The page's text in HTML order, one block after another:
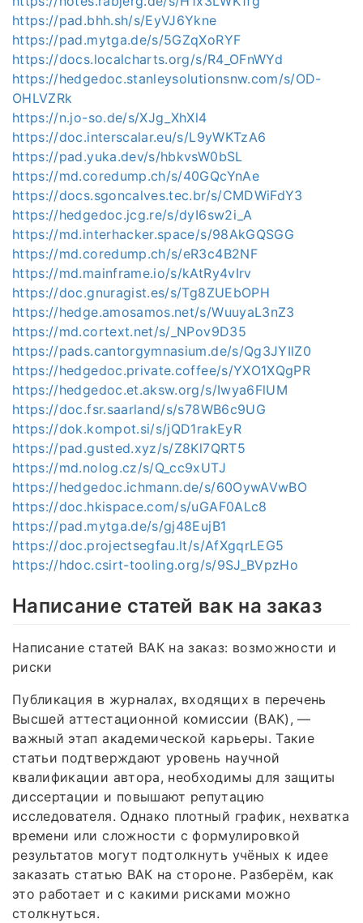
https://pad.bhh.sh/s/EyVJ6Ykne
https://pad.mytga.de/s/5GZqXoRYF
https://docs.localcharts.org/s/R4_OFnWYd
https://hedgedoc.stanleysolutionsnw.com/s/OD-
OHLVZRk
https://n.jo-so.de/s/XJg_XhXl4
https://doc.interscalar.eu/s/L9yWKTzA6
https://pad.yuka.dev/s/hbkvsW0bSL
https://md.coredump.ch/s/40GQcYnAe
https://docs.sgoncalves.tec.br/s/CMDWiFdY3
https://hedgedoc.jcg.re/s/dyI6sw2i_A
https://md.interhacker.space/s/98AkGQSGG
https://md.coredump.ch/s/eR3c4B2NF
https://md.mainframe.io/s/kAtRy4vIrv
https://doc.gnuragist.es/s/Tg8ZUEbOPH
https://hedge.amosamos.net/s/WuuyaL3nZ3
https://md.cortext.net/s/_NPov9D35
https://pads.cantorgymnasium.de/s/Qg3JYIlZ0
https://hedgedoc.private.coffee/s/YXO1XQgPR
https://hedgedoc.et.aksw.org/s/Iwya6FlUM
https://doc.fsr.saarland/s/s78WB6c9UG
https://dok.kompot.si/s/jQD1rakEyR
https://pad.gusted.xyz/s/Z8Kl7QRT5
https://md.nolog.cz/s/Q_cc9xUTJ
https://hedgedoc.ichmann.de/s/60OywAVwBO
https://doc.hkispace.com/s/uGAF0ALc8
https://pad.mytga.de/s/gj48EujB1
https://doc.projectsegfau.lt/s/AfXgqrLEG5
https://hdoc.csirt-tooling.org/s/9SJ_BVpzHo
Написание статей вак на заказ
Написание статей ВАК на заказ: возможности и
риски
Публикация в журналах, входящих в перечень
Высшей аттестационной комиссии (ВАК), —
важный этап академической карьеры. Такие
статьи подтверждают уровень научной
квалификации автора, необходимы для защиты
диссертации и повышают репутацию
исследователя. Однако плотный график, нехватка
времени или сложности с формулировкой
результатов могут подтолкнуть учёных к идее
заказать статью ВАК на стороне. Разберём, как
это работает и с какими рисками можно
столкнуться.